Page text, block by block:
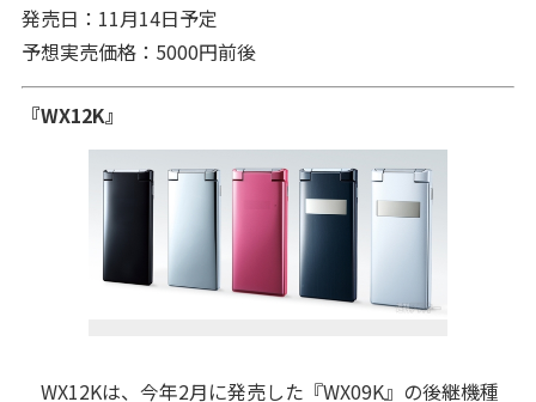
発売日：11月14日予定
予想実売価格：5000円前後
『WX12K』
WX12Kは、今年2月に発売した『WX09K』の後継機種